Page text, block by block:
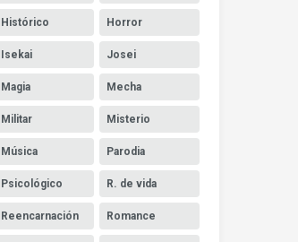
Histórico Horror
Isekai Josei
Magia Mecha
Militar Misterio
Música Parodia
Psicológico R. de vida
Reencarnación Romance